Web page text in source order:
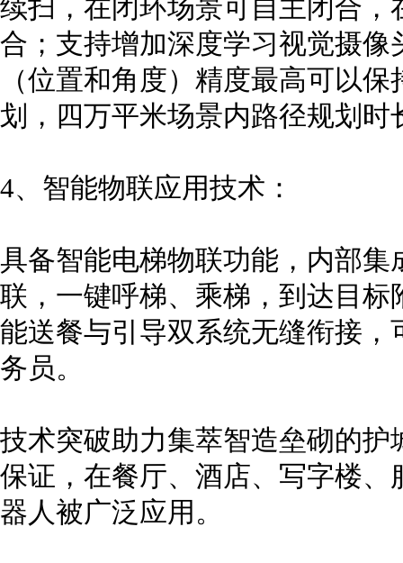
续扫，在闭环场景可自主闭合
合；支持增加深度学习视觉摄
（位置和角度）精度最高可以
划，四万平米场景内路径规划时
4、智能物联应用技术：
具备智能电梯物联功能，内部
联，一键呼梯、乘梯，到达目
能送餐与引导双系统无缝衔接
务员。
技术突破助力集萃智造垒砌的
保证，在餐厅、酒店、写字楼
器人被广泛应用。